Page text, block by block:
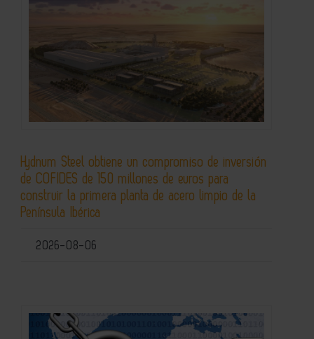
Hydnum Steel obtiene un compromiso de inversión
de COFIDES de 150 millones de euros para
construir la primera planta de acero limpio de la
Península Ibérica
2026-08-06